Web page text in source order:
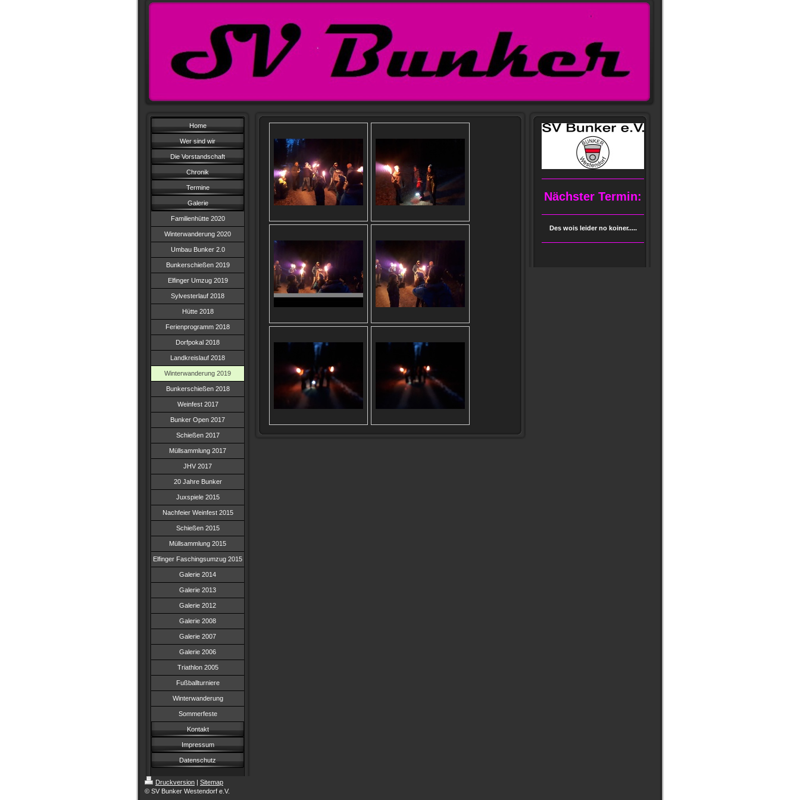
Home
Wer sind wir
Die Vorstandschaft
Chronik
Termine
Galerie
Familienhütte 2020
Winterwanderung 2020
Umbau Bunker 2.0
Bunkerschießen 2019
Elfinger Umzug 2019
Sylvesterlauf 2018
Hütte 2018
Ferienprogramm 2018
Dorfpokal 2018
Landkreislauf 2018
Winterwanderung 2019
Bunkerschießen 2018
Weinfest 2017
Bunker Open 2017
Schießen 2017
Müllsammlung 2017
JHV 2017
20 Jahre Bunker
Juxspiele 2015
Nachfeier Weinfest 2015
Schießen 2015
Müllsammlung 2015
Elfinger Faschingsumzug 2015
Galerie 2014
Galerie 2013
Galerie 2012
Galerie 2008
Galerie 2007
Galerie 2006
Triathlon 2005
Fußballturniere
Winterwanderung
Sommerfeste
Kontakt
Impressum
Datenschutz
Nächster Termin:
Des wois leider no koiner.....
Druckversion | Sitemap
© SV Bunker Westendorf e.V.